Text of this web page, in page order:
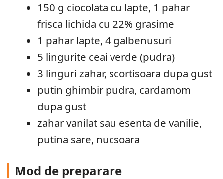
150 g ciocolata cu lapte, 1 pahar
frisca lichida cu 22% grasime
1 pahar lapte, 4 galbenusuri
5 lingurite ceai verde (pudra)
3 linguri zahar, scortisoara dupa gust
putin ghimbir pudra, cardamom
dupa gust
zahar vanilat sau esenta de vanilie,
putina sare, nucsoara
Mod de preparare